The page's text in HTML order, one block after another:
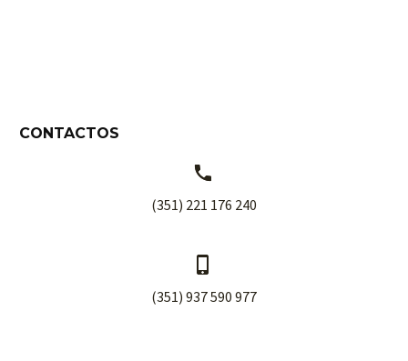
CONTACTOS


(351) 221 176 240


(351) 937 590 977